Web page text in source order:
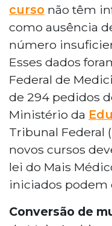
curso não têm
como ausência
número
Esses dados
Federal de
de 294 pedidos
Ministério da
Tribunal Federal
novos cursos
lei do Mais
iniciados podem
Conversão de